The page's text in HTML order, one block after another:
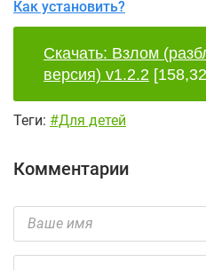
Как установить?
Скачать: Взлом
версия) v1.2.2
Теги: #Для детей
Комментарии